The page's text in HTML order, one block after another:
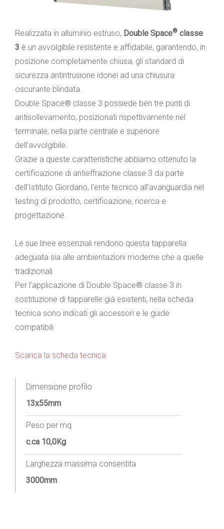
Realizzata in alluminio estruso, Double Space® classe
3 è un avvolgibile resistente e affidabile, garantendo, in
posizione completamente chiusa, gli standard di
sicurezza antintrusione idonei ad una chiusura
oscurante blindata.
Double Space® classe 3 possiede ben tre punti di
antisollevamento, posizionati rispettivamente nel
terminale, nella parte centrale e superiore
dell’avvolgibile.
Grazie a queste caratteristiche abbiamo ottenuto la
certificazione di antieffrazione classe 3 da parte
dell’Istituto Giordano, l’ente tecnico all’avanguardia nel
testing di prodotto, certificazione, ricerca e
progettazione.
Le sue linee essenziali rendono questa tapparella
adeguata sia alle ambientazioni moderne che a quelle
tradizionali.
Per l’applicazione di Double Space® classe 3 in
sostituzione di tapparelle già esistenti, nella scheda
tecnica sono indicati gli accessori e le guide
compatibili
Scarica la scheda tecnica
Dimensione profilo
13x55mm
Peso per mq
c.ca 10,0Kg
Larghezza massima consentita
3000mm